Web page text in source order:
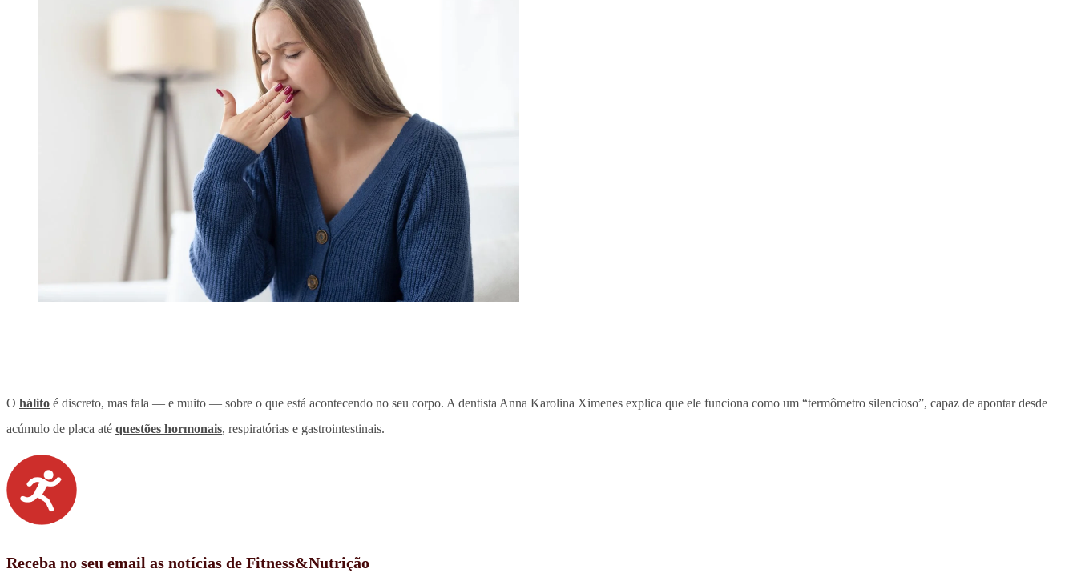
O hálito é discreto, mas fala — e muito — sobre o que está acontecendo no seu corpo. A dentista Anna Karolina Ximenes explica que ele funciona como um “termômetro silencioso”, capaz de apontar desde
acúmulo de placa até questões hormonais, respiratórias e gastrointestinais.
Receba no seu email as notícias de Fitness&Nutrição